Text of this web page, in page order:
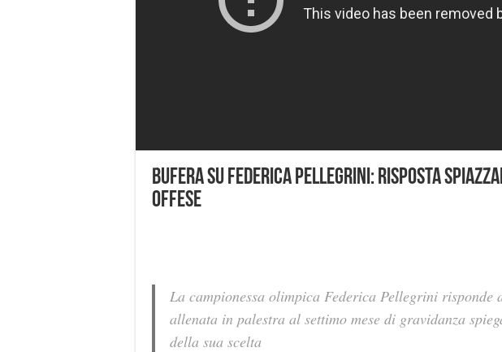
Bufera su Federica Pellegrini: risposta
offese
La campionessa olimpica Federica Pellegrini risponde
allenata in palestra al settimo mese di gravidanza
della sua scelta